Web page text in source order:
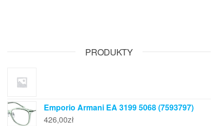
PRODUKTY
Emporio Armani EA 3199 5068 (7593797)
426,00zł